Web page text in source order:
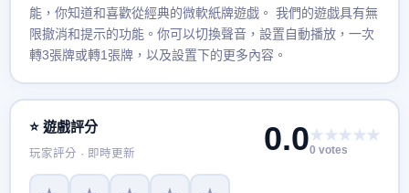
能，你知道和喜歡從經典的微軟紙牌遊戯。 我們的遊戯具有無
限撤消和提示的功能。你可以切換聲音，設置自動播放，一次
轉3張牌或轉1張牌，以及設置下的更多內容。
⭐ 遊戲評分
玩家評分 · 即時更新 0.0★★★★★
0 votes